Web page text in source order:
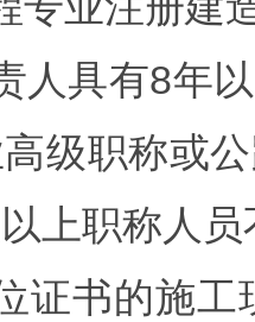
人具有8年
级职称或
上职称人
证书的施